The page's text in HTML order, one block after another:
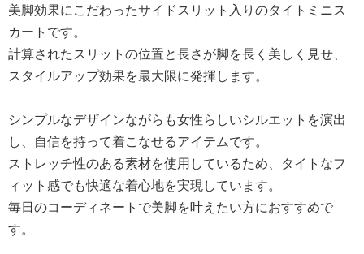
美脚効果にこだわったサイドスリット入りのタイトミニス
カートです。
計算されたスリットの位置と長さが脚を長く美しく見せ、
スタイルアップ効果を最大限に発揮します。
シンプルなデザインながらも女性らしいシルエットを演出
し、自信を持って着こなせるアイテムです。
ストレッチ性のある素材を使用しているため、タイトなフ
ィット感でも快適な着心地を実現しています。
毎日のコーディネートで美脚を叶えたい方におすすめで
す。